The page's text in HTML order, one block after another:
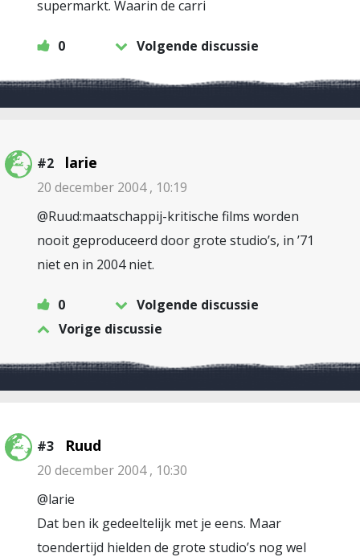
supermarkt. Waarin de carri
0 Volgende discussie
#2 larie
20 december 2004 , 10:19
@Ruud:maatschappij-kritische films worden
nooit geproduceerd door grote studio’s, in ’71
niet en in 2004 niet.
0
Volgende discussie
Vorige discussie
#3 Ruud
20 december 2004 , 10:30
@larie
Dat ben ik gedeeltelijk met je eens. Maar
toendertijd hielden de grote studio’s nog wel